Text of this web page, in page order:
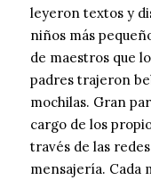
leyeron textos y
niños más
de maestros que
padres trajeron
mochilas. Gran
cargo de los
través de las
mensajería. Cada